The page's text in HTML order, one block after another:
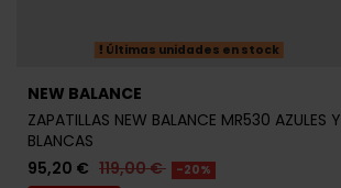
Últimas unidades en stock
NEW BALANCE
ZAPATILLAS NEW BALANCE MR530 AZULES Y
BLANCAS
95,20 € 119,00 € -20%